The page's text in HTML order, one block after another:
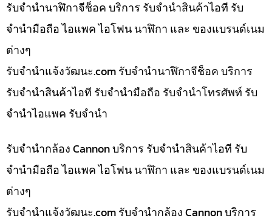
รับจำนำนาฬิกาจีช็อค บริการ รับจำนำสินค้าไอที รับ
จำนำมือถือ ไอแพค ไอโฟน นาฬิกา และ ของแบรนด์เนม
ต่างๆ
รับจํานําแจ้งวัฒนะ.com รับจำนำนาฬิกาจีช็อค บริการ
รับจำนำสินค้าไอที รับจำนำมือถือ รับจำนำโทรศัพท์ รับ
จำนำไอแพค รับจำนำ
รับจำนำกล้อง Cannon บริการ รับจำนำสินค้าไอที รับ
จำนำมือถือ ไอแพค ไอโฟน นาฬิกา และ ของแบรนด์เนม
ต่างๆ
รับจํานําแจ้งวัฒนะ.com รับจำนำกล้อง Cannon บริการ